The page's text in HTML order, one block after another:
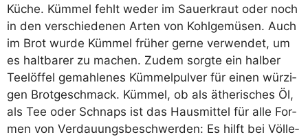
Küche. Küm­mel fehlt weder im Sau­er­kraut oder noch
in den ver­schie­de­nen Arten von Kohl­ge­mü­sen. Auch
im Brot wur­de Küm­mel frü­her ger­ne ver­wen­det, um
es halt­ba­rer zu machen. Zudem sorg­te ein hal­ber
Tee­löf­fel gemah­le­nes Küm­mel­pul­ver für einen wür­zi­
gen Brot­ge­schmack. Küm­mel, ob als äthe­ri­sches Öl,
als Tee oder Schnaps ist das Haus­mit­tel für alle For­
men von Ver­dau­ungs­be­schwer­den: Es hilft bei Völ­le­